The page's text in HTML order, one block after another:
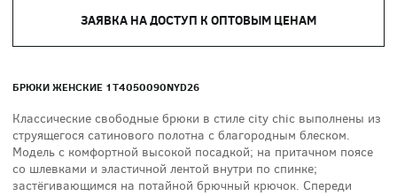
ЗАЯВКА НА ДОСТУП К ОПТОВЫМ ЦЕНАМ
БРЮКИ ЖЕНСКИЕ 1T4050090NYD26
Классические свободные брюки в стиле city chic выполнены из
струящегося сатинового полотна с благородным блеском.
Модель с комфортной высокой посадкой; на притачном поясе
со шлевками и эластичной лентой внутри по спинке;
застёгивающимся на потайной брючный крючок. Спереди